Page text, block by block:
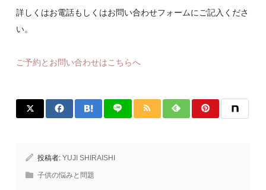
詳しくはお電話もしくはお問い合わせフォームにご記入くださ
い。
ご予約とお問い合わせはこちらへ
投稿者:YUJI SHIRAISHI
子供の悩みと問題